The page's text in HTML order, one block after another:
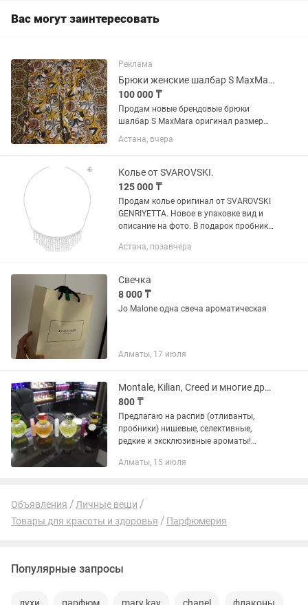
Вас могут заинтересовать
Реклама
Брюки женские шалбар S MaxMara.
100 000 ₸
Продам новые брендовые брюки
шалбар S MaxMara оригинал размер
46. Цена 100000т . В подапрок пробник
туалетной воды 1,5мл от JO MALONE.
небольшой торг.
Астана, вчера
Колье от SVAROVSKI.
125 000 ₸
Продам колье оригинал от SVAROVSKI
GENRIYETTA. Новое в упаковке вид и
описание на фото. В подарок пробник
125000т. Есть небольшой торг. Также
Астана, позавчера
Свечка
8 000 ₸
Jo Malone одна свеча ароматическая
Алматы, 17 июля
Montale, Kilian, Creed и многие другие нишевые на распив! (отливанты)
800 ₸
Предлагаю на распив (отливанты,
пробники) нишевые, селективные,
редкие и эксклюзивные ароматы!
известных брендов:Jo Malone, Montale,
Алматы, 15 июля
Объявления
Личные вещи
Товары для красоты и здоровья
Парфюмерия
Популярные запросы